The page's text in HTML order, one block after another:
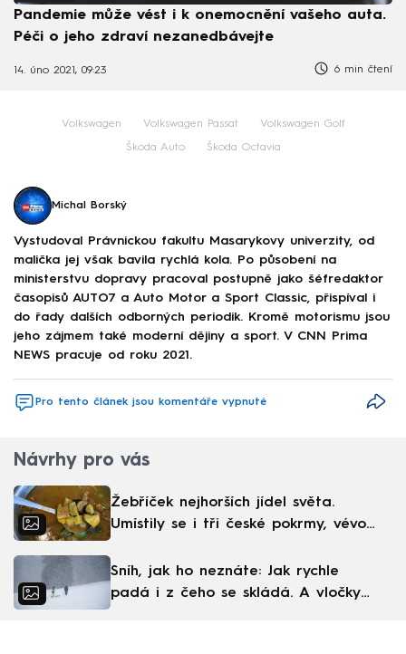
Pandemie může vést i k onemocnění vašeho auta.
Péči o jeho zdraví nezanedbávejte
14. úno 2021, 09:23 6 min čtení
Volkswagen Volkswagen Passat Volkswagen Golf
Škoda Auto Škoda Octavia
Michal Borský
Vystudoval Právnickou fakultu Masarykovy univerzity, od
malička jej však bavila rychlá kola. Po působení na
ministerstvu dopravy pracoval postupně jako šéfredaktor
časopisů AUTO7 a Auto Motor a Sport Classic, přispíval i
do řady dalších odborných periodik. Kromě motorismu jsou
jeho zájmem také moderní dějiny a sport. V CNN Prima
NEWS pracuje od roku 2021.
Pro tento článek jsou komentáře vypnuté
Návrhy pro vás
Žebříček nejhorších jídel světa.
Umístily se i tři české pokrmy, vévodí
Sníh, jak ho neznáte: Jak rychle
padá i z čeho se skládá. A vločky